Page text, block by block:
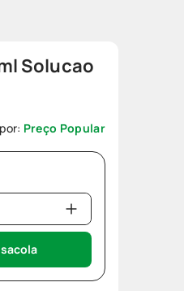
Solucao
Preço Popular